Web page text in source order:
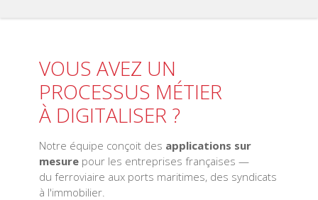
VOUS AVEZ UN
PROCESSUS MÉTIER
À DIGITALISER ?
Notre équipe conçoit des applications sur
mesure pour les entreprises françaises —
du ferroviaire aux ports maritimes, des syndicats
à l'immobilier.